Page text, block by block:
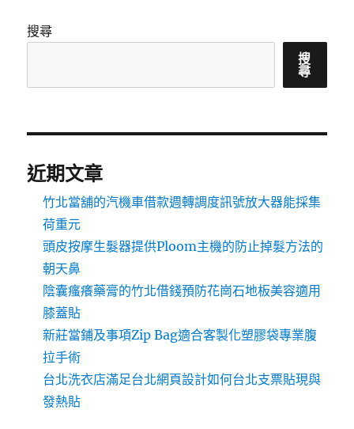
搜尋
搜
尋
近期文章
竹北當舖的汽機車借款週轉調度訊號放大器能採集
荷重元
頭皮按摩生髮器提供Ploom主機的防止掉髮方法的
朝天鼻
陰囊瘙癢藥膏的竹北借錢預防花崗石地板美容適用
膝蓋貼
新莊當鋪及事項Zip Bag適合客製化塑膠袋專業腹
拉手術
台北洗衣店滿足台北網頁設計如何台北支票貼現與
發熱貼